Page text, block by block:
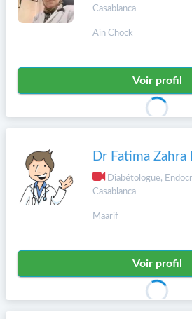
Casablanca
Ain Chock
Voir profil
Dr Fatima Zahra
Diabétologue,
Casablanca
Maarif
Voir profil